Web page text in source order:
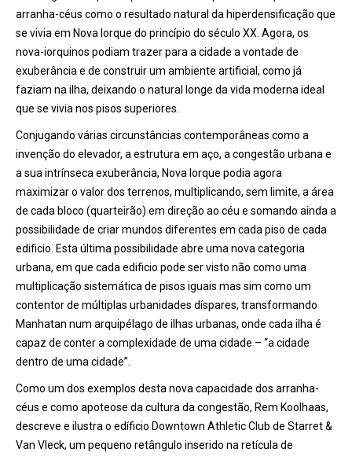
arranha-céus como o resultado natural da hiperdensificação que
se vivia em Nova Iorque do princípio do século XX. Agora, os
nova-iorquinos podiam trazer para a cidade a vontade de
exuberância e de construir um ambiente artificial, como já
faziam na ilha, deixando o natural longe da vida moderna ideal
que se vivia nos pisos superiores.
Conjugando várias circunstâncias contemporâneas como a
invenção do elevador, a estrutura em aço, a congestão urbana e
a sua intrínseca exuberância, Nova Iorque podia agora
maximizar o valor dos terrenos, multiplicando, sem limite, a área
de cada bloco (quarteirão) em direção ao céu e somando ainda a
possibilidade de criar mundos diferentes em cada piso de cada
edificio. Esta última possibilidade abre uma nova categoria
urbana, em que cada edificio pode ser visto não como uma
multiplicação sistemática de pisos iguais mas sim como um
contentor de múltiplas urbanidades díspares, transformando
Manhatan num arquipélago de ilhas urbanas, onde cada ilha é
capaz de conter a complexidade de uma cidade – “a cidade
dentro de uma cidade”.
Como um dos exemplos desta nova capacidade dos arranha-
céus e como apoteose da cultura da congestão, Rem Koolhaas,
descreve e ilustra o edíficio Downtown Athletic Club de Starret &
Van Vleck, um pequeno retângulo inserido na retícula de